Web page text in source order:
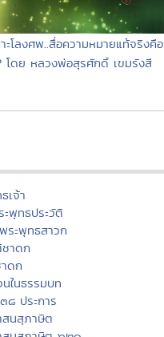
ะโลงศพ..สื่อความหมายแท้จริงคือ
โดย หลวงพ่อสุรศักดิ์ เขมรังสี
เจ้า
พุทธประวัติ
ระพุทธสาวก
าดก
ดก
ในธรรมบท
๘ ประการ
นสุภาษิต